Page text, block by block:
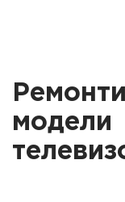
модели